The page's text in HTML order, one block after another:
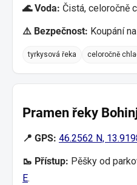
🌊 Voda: Čistá, celoročně
⚠️ Bezpečnost: Koupání
tyrkysová řeka celoročně
Pramen řeky
📍 GPS: 46.2562 N,
🥾 Přístup: Pěšky od
E.